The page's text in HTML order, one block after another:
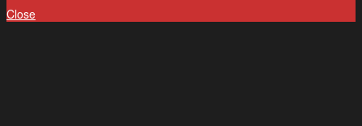
Close